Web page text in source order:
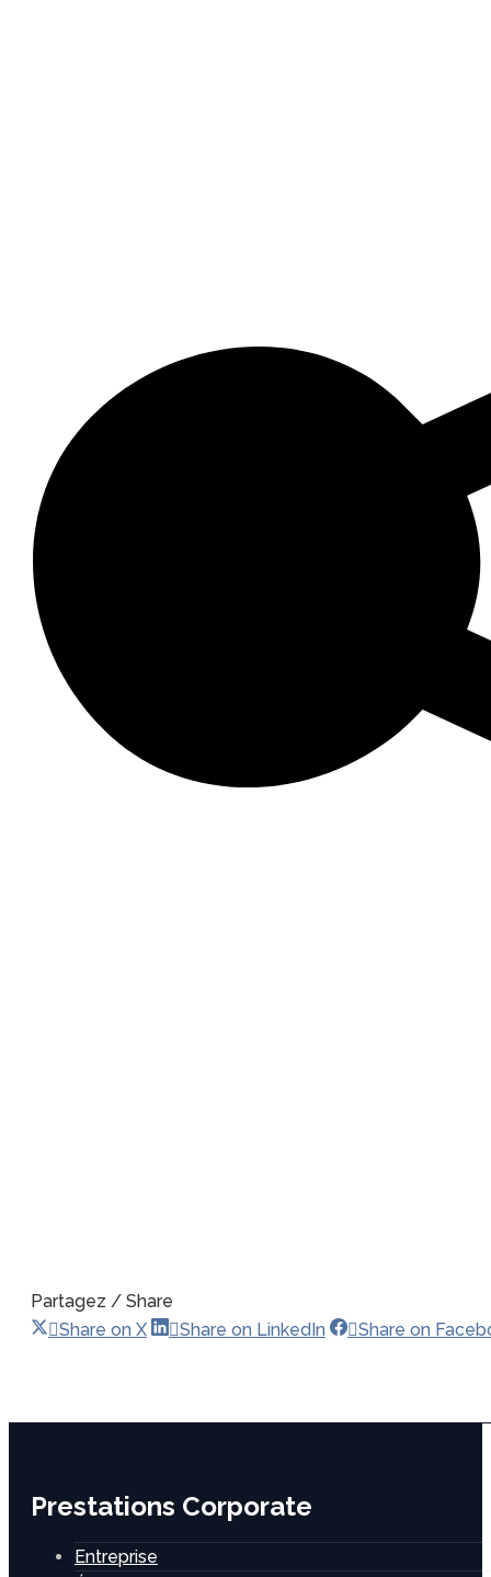
Partagez / Share
Share on XShareShare on LinkedIn ShareShare on
Prestations Corporate
Entreprise